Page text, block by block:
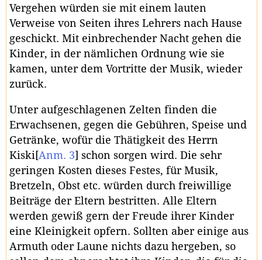
Vergehen würden sie mit einem lauten
Verweise von Seiten ihres Lehrers nach Hause
geschickt. Mit einbrechender Nacht gehen die
Kinder, in der nämlichen Ordnung wie sie
kamen, unter dem Vortritte der Musik, wieder
zurück.
Unter aufgeschlagenen Zelten finden die
Erwachsenen, gegen die Gebühren, Speise und
Getränke, wofür die Thätigkeit des Herrn
Kiski[Anm. 3] schon sorgen wird. Die sehr
geringen Kosten dieses Festes, für Musik,
Bretzeln, Obst etc. würden durch freiwillige
Beiträge der Eltern bestritten. Alle Eltern
werden gewiß gern der Freude ihrer Kinder
eine Kleinigkeit opfern. Sollten aber einige aus
Armuth oder Laune nichts dazu hergeben, so